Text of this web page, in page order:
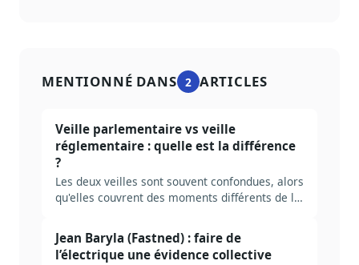
MENTIONNÉ DANS 2 ARTICLES
Veille parlementaire vs veille
réglementaire : quelle est la différence
?
Les deux veilles sont souvent confondues, alors
qu'elles couvrent des moments différents de la
d'usage, et comment choisir (ou cumuler).
Jean Baryla (Fastned) : faire de
l’électrique une évidence collective